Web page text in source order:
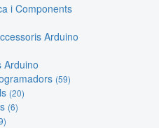
i Components
Arduino
Arduino
(59)
(20)
(6)